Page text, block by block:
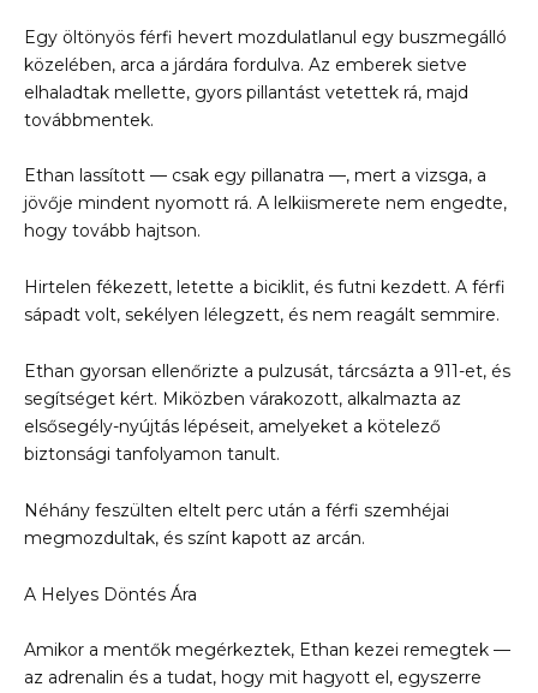
Egy öltönyös férfi hevert mozdulatlanul egy buszmegálló
közelében, arca a járdára fordulva. Az emberek sietve
elhaladtak mellette, gyors pillantást vetettek rá, majd
továbbmentek.
Ethan lassított — csak egy pillanatra —, mert a vizsga, a
jövője mindent nyomott rá. A lelkiismerete nem engedte,
hogy tovább hajtson.
Hirtelen fékezett, letette a biciklit, és futni kezdett. A férfi
sápadt volt, sekélyen lélegzett, és nem reagált semmire.
Ethan gyorsan ellenőrizte a pulzusát, tárcsázta a 911-et, és
segítséget kért. Miközben várakozott, alkalmazta az
elsősegély-nyújtás lépéseit, amelyeket a kötelező
biztonsági tanfolyamon tanult.
Néhány feszülten eltelt perc után a férfi szemhéjai
megmozdultak, és színt kapott az arcán.
A Helyes Döntés Ára
Amikor a mentők megérkeztek, Ethan kezei remegtek —
az adrenalin és a tudat, hogy mit hagyott el, egyszerre